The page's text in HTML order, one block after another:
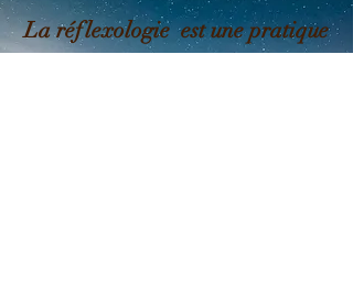
La réflexologie est une pratique